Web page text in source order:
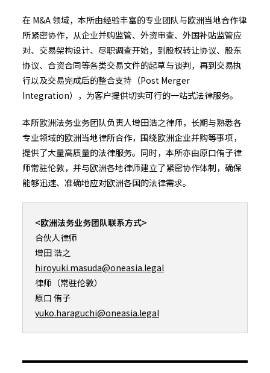
在 M&A 领域，本所由经验丰富的专业团队与欧洲当地合作律
所紧密协作，从企业并购监管、外资审查、外国补贴监管应
对、交易架构设计、尽职调查开始，到股权转让协议、股东
协议、合资合同等各类交易文件的起草与谈判，再到交易执
行以及交易完成后的整合支持（Post Merger
Integration），为客户提供切实可行的一站式法律服务。
本所欧洲法务业务团队负责人增田浩之律师，长期与熟悉各
专业领域的欧洲当地律所合作，围绕欧洲企业并购等事项，
提供了大量高质量的法律服务。同时，本所亦由原口侑子律
师常驻伦敦，并与欧洲各地律师建立了紧密协作体制，确保
能够迅速、准确地应对欧洲各国的法律需求。
<欧洲法务业务团队联系方式>
合伙人律师
增田 浩之
hiroyuki.masuda@oneasia.legal
律师（常驻伦敦）
原口 侑子
yuko.haraguchi@oneasia.legal